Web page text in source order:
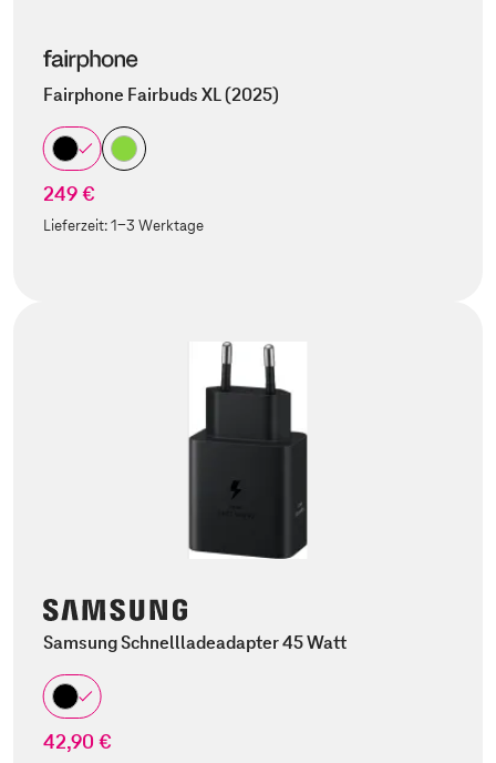
Fairphone Fairbuds XL (2025)
249 €
Lieferzeit:1-3 Werktage
Samsung Schnellladeadapter 45 Watt
42,90 €